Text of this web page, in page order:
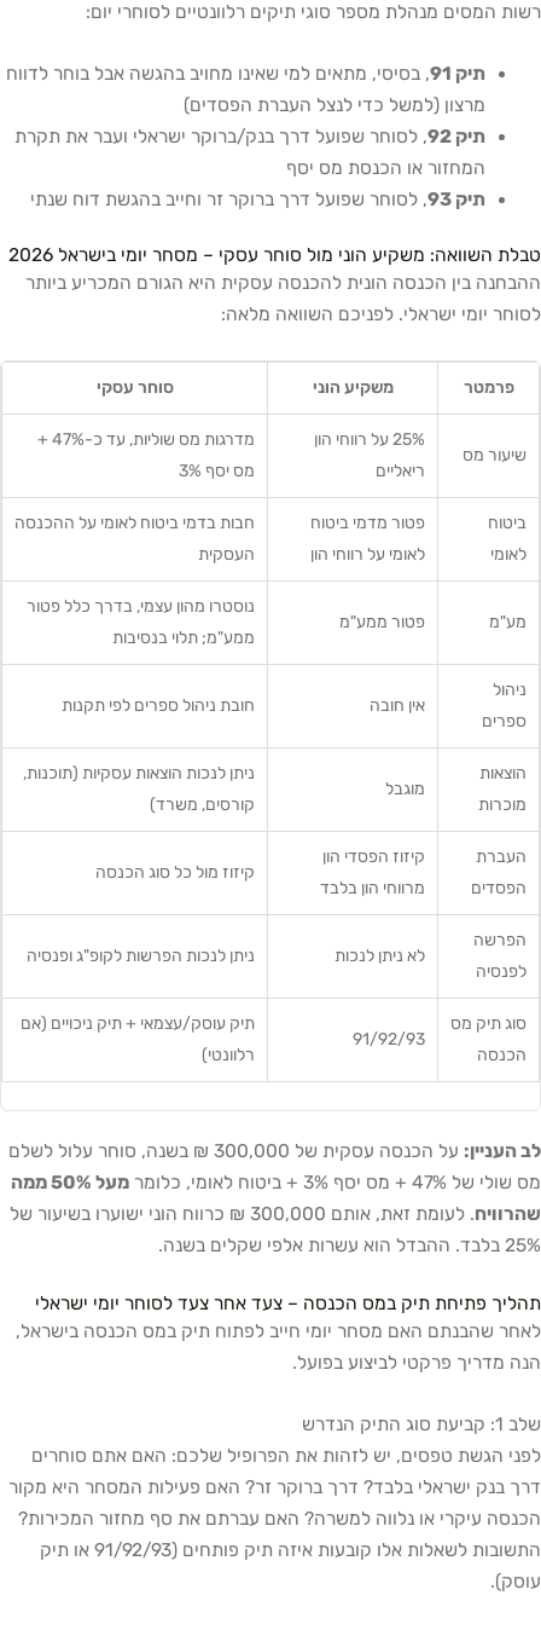
רשות המסים מנהלת מספר סוגי תיקים רלוונטיים לסוחרי יום:
תיק 91
, בסיסי, מתאים למי שאינו מחויב בהגשה אבל בוחר לדווח
מרצון (למשל כדי לנצל העברת הפסדים)
תיק 92
, לסוחר שפועל דרך בנק/ברוקר ישראלי ועבר את תקרת
המחזור או הכנסת מס יסף
תיק 93
, לסוחר שפועל דרך ברוקר זר וחייב בהגשת דוח שנתי
טבלת השוואה: משקיע הוני מול סוחר עסקי – מסחר יומי בישראל 2026
ההבחנה בין הכנסה הונית להכנסה עסקית היא הגורם המכריע ביותר
לסוחר יומי ישראלי. לפניכם השוואה מלאה:
פרמטר משקיע הוני סוחר עסקי
שיעור מס
25% על רווחי הון
ריאליים
מדרגות מס שוליות, עד כ-47% +
מס יסף 3%
ביטוח
לאומי
פטור מדמי ביטוח
לאומי על רווחי הון
חבות בדמי ביטוח לאומי על ההכנסה
העסקית
מע"מ פטור ממע"מ
נוסטרו מהון עצמי, בדרך כלל פטור
ממע"מ; תלוי בנסיבות
ניהול
ספרים
אין חובה חובת ניהול ספרים לפי תקנות
הוצאות
מוכרות
מוגבל
ניתן לנכות הוצאות עסקיות (תוכנות,
קורסים, משרד)
העברת
הפסדים
קיזוז הפסדי הון
מרווחי הון בלבד
קיזוז מול כל סוג הכנסה
הפרשה
לפנסיה
לא ניתן לנכות ניתן לנכות הפרשות לקופ"ג ופנסיה
סוג תיק מס
הכנסה
91/92/93
תיק עוסק/עצמאי + תיק ניכויים (אם
רלוונטי)
לב העניין:
על הכנסה עסקית של 300,000 ₪ בשנה, סוחר עלול לשלם
מס שולי של 47% + מס יסף 3% + ביטוח לאומי, כלומר
מעל 50% ממה
שהרוויח
. לעומת זאת, אותם 300,000 ₪ כרווח הוני ישוערו בשיעור של
25% בלבד. ההבדל הוא עשרות אלפי שקלים בשנה.
תהליך פתיחת תיק במס הכנסה – צעד אחר צעד לסוחר יומי ישראלי
לאחר שהבנתם האם מסחר יומי חייב לפתוח תיק במס הכנסה בישראל,
הנה מדריך פרקטי לביצוע בפועל.
שלב 1: קביעת סוג התיק הנדרש
לפני הגשת טפסים, יש לזהות את הפרופיל שלכם: האם אתם סוחרים
דרך בנק ישראלי בלבד? דרך ברוקר זר? האם פעילות המסחר היא מקור
הכנסה עיקרי או נלווה למשרה? האם עברתם את סף מחזור המכירות?
התשובות לשאלות אלו קובעות איזה תיק פותחים (91/92/93 או תיק
עוסק).